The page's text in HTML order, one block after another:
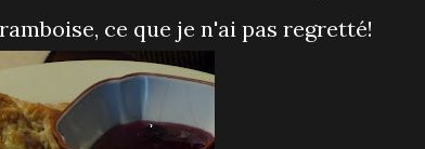
ce que je n'ai pas regretté!